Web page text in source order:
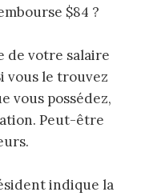
$84 ?
de votre salaire
vous le trouvez
vous possédez,
Peut-être
indique la